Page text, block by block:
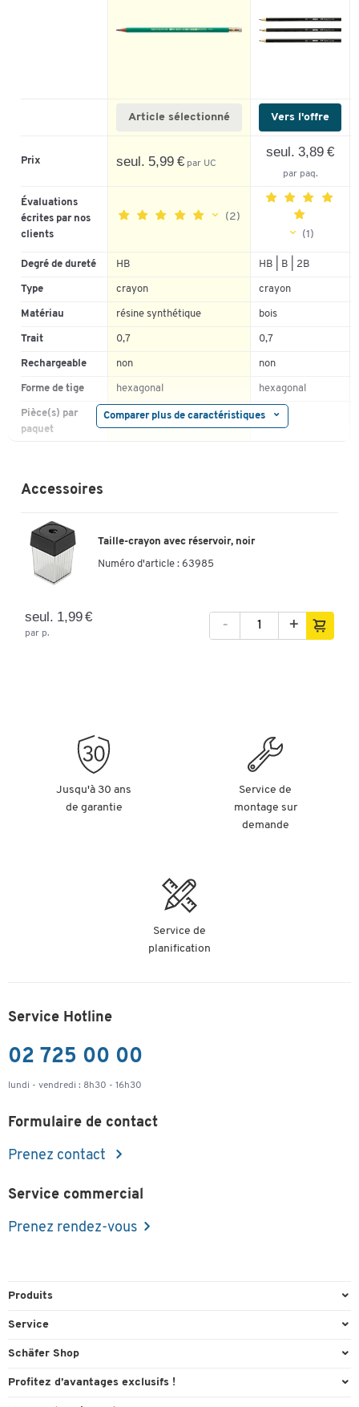
Comparer plus de caractéristiques
Article sélectionné Vers l'offre
Prix seul. 5,99 € par UC
seul. 3,89 €
par paq.
Évaluations
écrites par nos
clients
(2)
100%
4
0%
3
2
(1)
5
3
2
1
Degré de dureté HB HB | B | 2B
Type crayon crayon
Matériau résine synthétique bois
Trait 0,7 0,7
Rechargeable non non
Forme de tige hexagonal hexagonal
Pièce(s) par
paquet
12 12
Caractéristiques
disponible
Accessoires
Taille-crayon avec réservoir, noir
Numéro d'article : 63985
seul. 1,99 €
par p.
- +
Jusqu'à 30 ans
de garantie
Service de
montage sur
demande
Service de
planification
Service Hotline
02 725 00 00
lundi - vendredi : 8h30 - 16h30
Formulaire de contact
Prenez contact
Service commercial
Prenez rendez-vous
Produits
Emballage et expédition
Fournitures de bureau
Service
Aperçu des n° de tél.
Schäfer Shop
A propos
Profitez d’avantages exclusifs !